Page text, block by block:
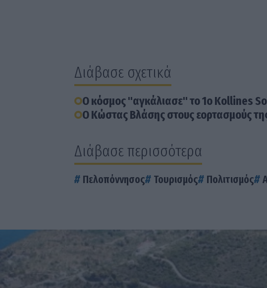
Διάβασε σχετικά
Ο κόσμος "αγκάλιασε" το 1ο Kollines
Ο Κώστας Βλάσης στους εορτασμούς
Διάβασε περισσότερα
Πελοπόννησος Τουρισμός Πολιτισμός